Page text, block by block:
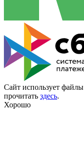
Сайт использует файлы
прочитать здесь.
Хорошо